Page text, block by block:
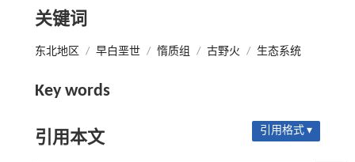
关键词
东北地区 / 早白垩世 / 惰质组 / 古野火 / 生态系统
Key words
引用本文 引用格式 ▾